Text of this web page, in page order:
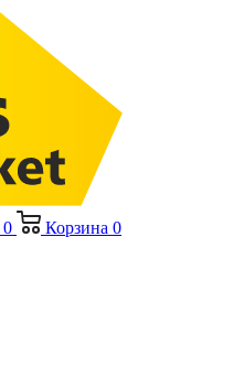
0 Корзина 0